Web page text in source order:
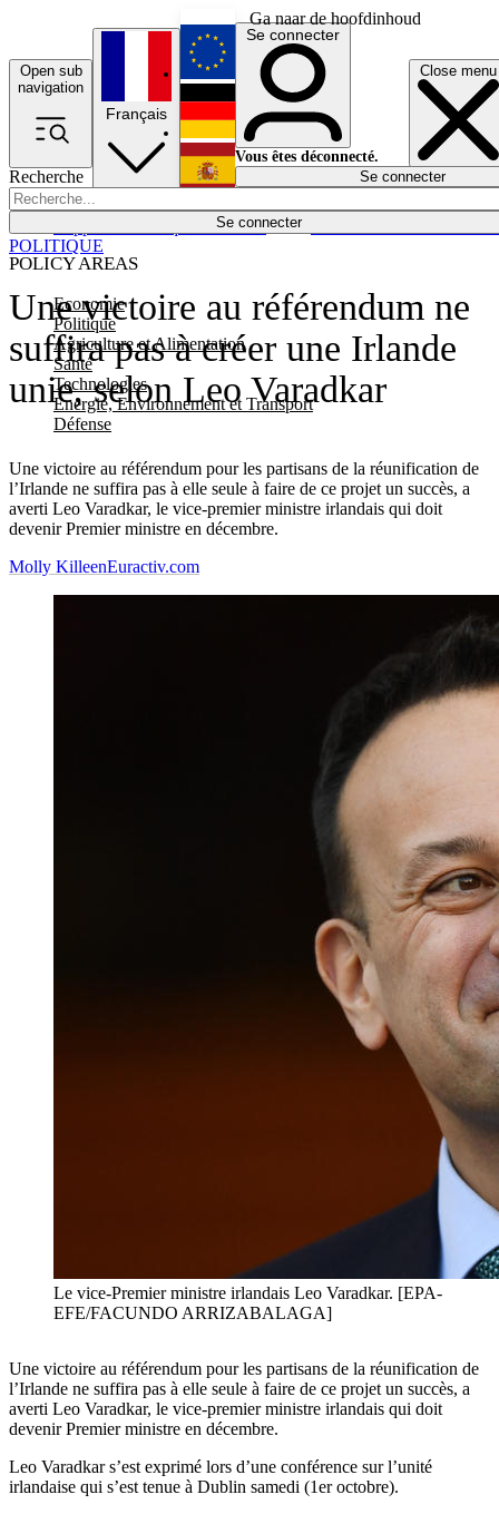
Ga naar de hoofdinhoud
Open sub
navigation
Close menu
Recherche
Se connecter
POLICY AREAS
Economie
Politique
Agriculture et Alimentation
Santé
Technologies
Energie, Environnement et Transport
Défense
Économie
Français
English
Deutsch
Español
Se connecter
Vous êtes déconnecté.
Se connecter
Une victoire au référendum ne
suffira pas à créer une Irlande
unie, selon Leo Varadkar
Une victoire au référendum pour les partisans de la réunification de
l’Irlande ne suffira pas à elle seule à faire de ce projet un succès, a
averti Leo Varadkar, le vice-premier ministre irlandais qui doit
devenir Premier ministre en décembre.
POLITIQUE
Molly KilleenEuractiv.com
Le vice-Premier ministre irlandais Leo Varadkar. [EPA-
EFE/FACUNDO ARRIZABALAGA]
Une victoire au référendum pour les partisans de la réunification de
l’Irlande ne suffira pas à elle seule à faire de ce projet un succès, a
averti Leo Varadkar, le vice-premier ministre irlandais qui doit
devenir Premier ministre en décembre.
Leo Varadkar s’est exprimé lors d’une conférence sur l’unité
irlandaise qui s’est tenue à Dublin samedi (1er octobre).